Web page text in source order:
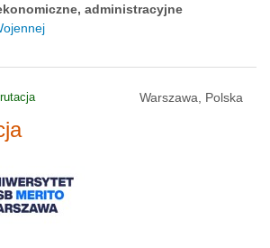
administracyjne
Warszawa, Polska